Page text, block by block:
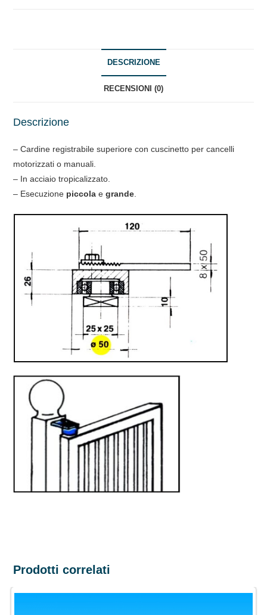
DESCRIZIONE
RECENSIONI (0)
Descrizione
– Cardine registrabile superiore con cuscinetto per cancelli
motorizzati o manuali.
– In acciaio tropicalizzato.
– Esecuzione piccola egrande
Prodotti correlati